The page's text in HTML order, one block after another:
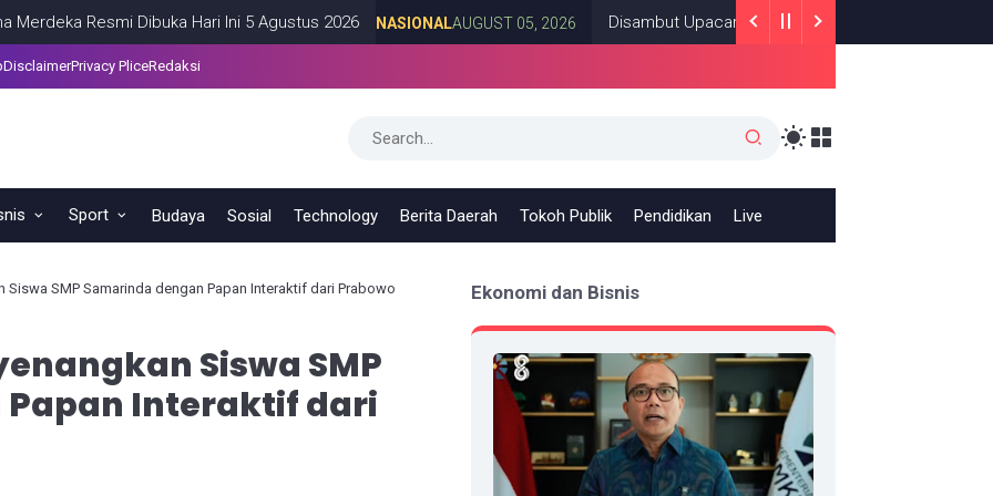
Resmi Dibuka Hari Ini 5 Agustus 2026 NASIONALAUGUST 05, 2026 Disambut Upacara Kenegaraan, Kunjungan PM Anutin
DisclaimerPrivacy PliceRedaksi
Sport Budaya Sosial Technology Berita Daerah Tokoh Publik Pendidikan Live
Siswa SMP Samarinda dengan Papan Interaktif dari Prabowo
Siswa SMP
Interaktif dari
Ekonomi dan Bisnis